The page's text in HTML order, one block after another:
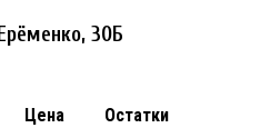
30Б
Цена
Остатки